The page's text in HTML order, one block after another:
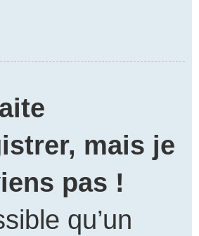
mais je
pas !
qu’un